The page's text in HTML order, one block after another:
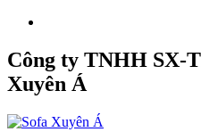
Công ty TNHH SX-
Xuyên Á